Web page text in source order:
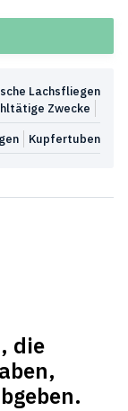
Lachsfliegen
Zwecke
Kupfertuben
die